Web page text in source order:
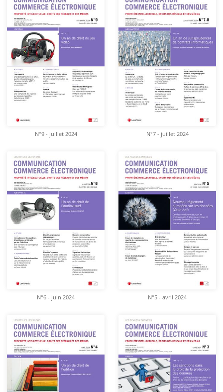
N°9 - juillet 2024 N°7 - juillet 2024
N°6 - juin 2024 N°5 - avril 2024